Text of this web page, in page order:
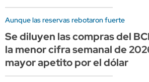
Aunque las reservas rebotaron fuerte
Se diluyen las compras del
la menor cifra semanal de
mayor apetito por el dólar